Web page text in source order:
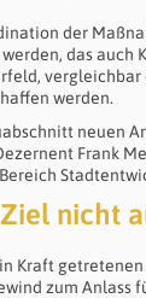
der
das
vergleichbar
werden.
neuen
Frank
nicht
Kraft
zum Anlass